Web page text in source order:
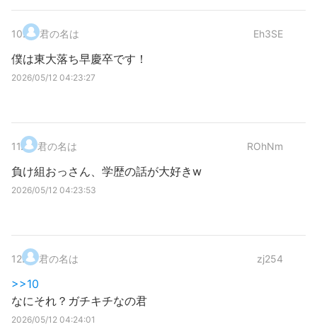
10. 君の名は Eh3SE
僕は東大落ち早慶卒です！
2026/05/12 04:23:27
11. 君の名は ROhNm
負け組おっさん、学歴の話が大好きw
2026/05/12 04:23:53
12. 君の名は zj254
>>10
なにそれ？ガチキチなの君
2026/05/12 04:24:01